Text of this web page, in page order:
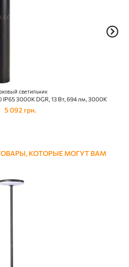
светильник
IP65 3000K DGR, 13 Вт, 694 лм, 3000К
5 092 грн.
КОТОРЫЕ МОГУТ ВАМ